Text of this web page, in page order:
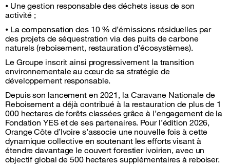
⦁ Une gestion responsable des déchets issus de son
activité ;
⦁ La compensation des 10 % d’émissions résiduelles par
des projets de séquestration via des puits de carbone
naturels (reboisement, restauration d’écosystèmes).
Le Groupe inscrit ainsi progressivement la transition
environnementale au cœur de sa stratégie de
développement responsable.
Depuis son lancement en 2021, la Caravane Nationale de
Reboisement a déjà contribué à la restauration de plus de 1
000 hectares de forêts classées grâce à l’engagement de la
Fondation YES et de ses partenaires. Pour l’édition 2026,
Orange Côte d’Ivoire s’associe une nouvelle fois à cette
dynamique collective en soutenant les efforts visant à
étendre davantage le couvert forestier ivoirien, avec un
objectif global de 500 hectares supplémentaires à reboiser.